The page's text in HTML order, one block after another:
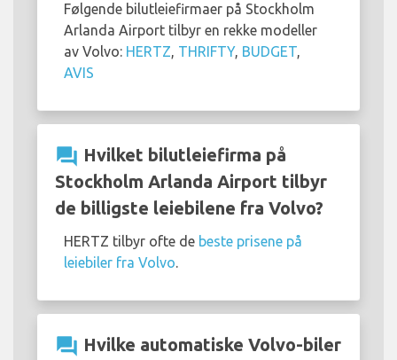
Følgende bilutleiefirmaer på Stockholm
Arlanda Airport tilbyr en rekke modeller
av Volvo: HERTZ, THRIFTY, BUDGET,
AVIS
question_answer Hvilket bilutleiefirma på
Stockholm Arlanda Airport tilbyr
de billigste leiebilene fra Volvo?
HERTZ tilbyr ofte de beste prisene på
leiebiler fra Volvo.
question_answer Hvilke automatiske Volvo-biler